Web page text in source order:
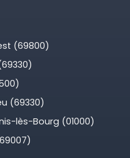
(69800)
(69330)
lès-Bourg (01000)